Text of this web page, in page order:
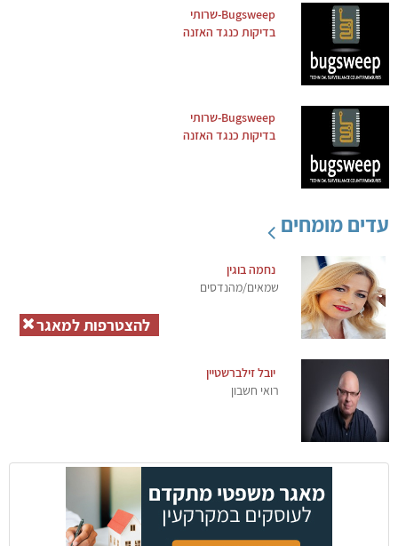
Bugsweep-שרותי
בדיקות כנגד האזנה
Bugsweep-שרותי
בדיקות כנגד האזנה
עדים מומחים
נחמה בוגין
שמאים/מהנדסים
יובל זילברשטיין
רואי חשבון
להצטרפות למאגר